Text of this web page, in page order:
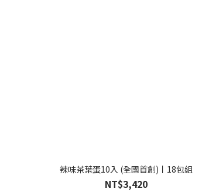
辣味茶葉蛋10入 (全國首創)丨18包組
NT$3,420